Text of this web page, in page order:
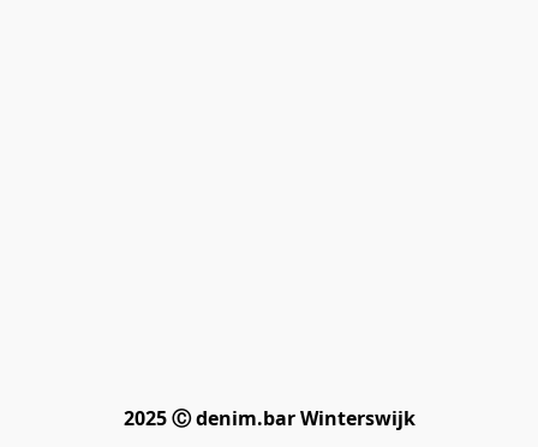
2025 Ⓒ denim.bar Winterswijk